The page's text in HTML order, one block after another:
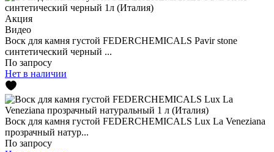
Акция
Видео
Воск для камня густой FEDERCHEMICALS Pavir stone
синтетический черный ...
По запросу
Нет в наличии
Воск для камня густой FEDERCHEMICALS Lux La Veneziana
прозрачный натур...
По запросу